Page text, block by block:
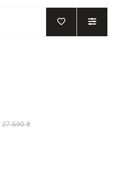
›
27 690 ₴